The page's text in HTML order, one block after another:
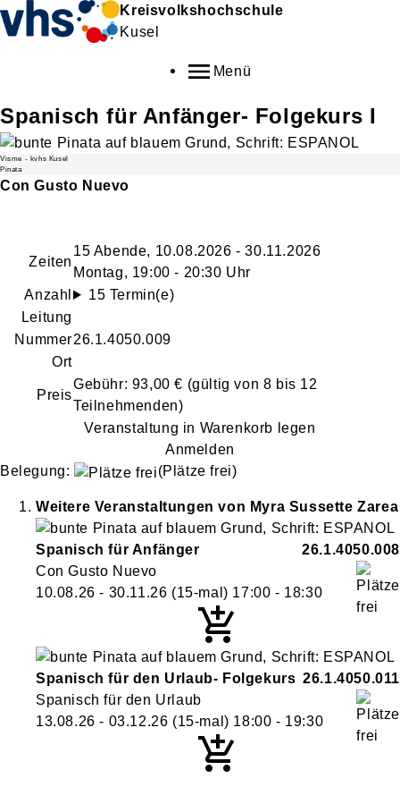
Kreisvolkshochschule
Kusel
Menü
Spanisch für Anfänger- Folgekurs I
Visme - kvhs Kusel
Pinata
Con Gusto Nuevo
Zeiten
15 Abende, 10.08.2026 - 30.11.2026
Montag, 19:00 - 20:30 Uhr
Anzahl
15 Termin(e)
Leitung
Nummer26.1.4050.009
Ort
Preis
Gebühr: 93,00 € (gültig von 8 bis 12
Teilnehmenden)
Veranstaltung in Warenkorb legen
Anmelden
Belegung:
(Plätze frei)
Weitere Veranstaltungen von Myra SussetteZarea
Spanisch für Anfänger
26.1.4050.008
Con Gusto Nuevo
10.08.26 - 30.11.26 (15-mal) 17:00 - 18:30
Spanisch für den Urlaub- Folgekurs 26.1.4050.011
Spanisch für den Urlaub
13.08.26 - 03.12.26 (15-mal) 18:00 - 19:30